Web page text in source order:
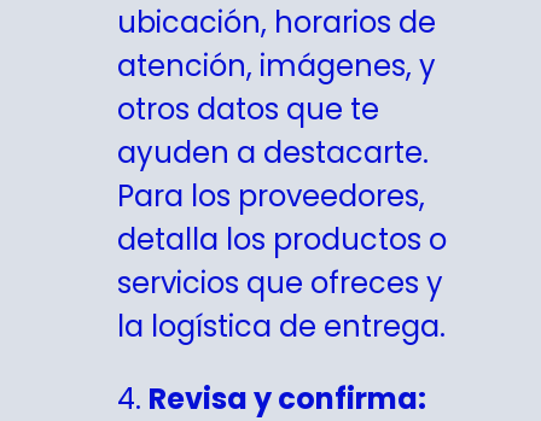
ubicación, horarios de
atención, imágenes, y
otros datos que te
ayuden a destacarte.
Para los proveedores,
detalla los productos o
servicios que ofreces y
la logística de entrega.
4. Revisa y confirma: